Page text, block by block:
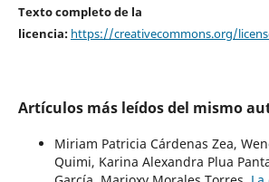
Texto completo de la
licencia: https://creativecommons.org/
Artículos más leídos del mismo
Miriam Patricia Cárdenas Zea,
Quimi, Karina Alexandra Plua